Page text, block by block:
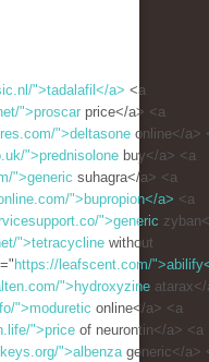
">tadalafil</a> <a
">proscar price</a> <a
">deltasone online</a>
">prednisolone buy</a> <a
">generic suhagra</a> <a
">bupropion</a> <a
">generic
">tetracycline without
https://leafscent.com/
">hydroxyzine
">moduretic online</a> <a
">price of neurontin</a> <a
">albenzageneric</a>